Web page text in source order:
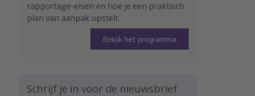
rapportage-eisen en hoe je een praktisch
plan van aanpak opstelt.
Bekijk het programma
Schrijf je in voor de nieuwsbrief